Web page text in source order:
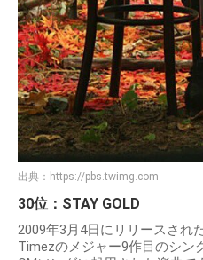
出典： https://pbs.twimg.com
30位：STAY GOLD
2009年3月4日にリリースされ
Timezのメジャー9作目のシン